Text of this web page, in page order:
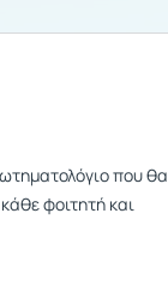
που θα
φοιτητή και